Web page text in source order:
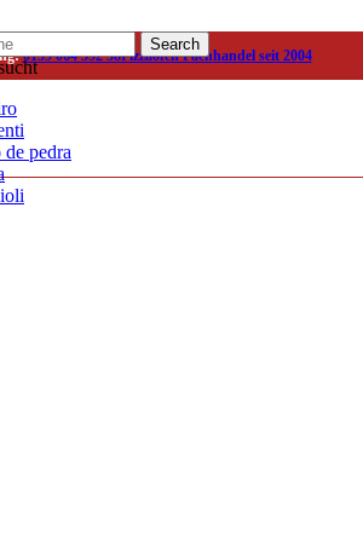
0159 064 592 58Pizzaofen Fachhandel seit 2004
Search
pedra